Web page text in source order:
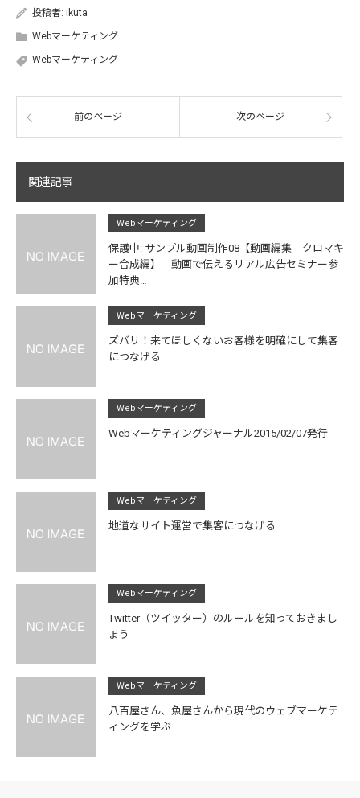
投稿者: ikuta
Webマーケティング
Webマーケティング
前のページ 次のページ
関連記事
Webマーケティング
保護中: サンプル動画制作08【動画編集 クロマキ
ー合成編】｜動画で伝えるリアル広告セミナー参
加特典…
Webマーケティング
ズバリ！来てほしくないお客様を明確にして集客
につなげる
Webマーケティング
Webマーケティングジャーナル2015/02/07発行
Webマーケティング
地道なサイト運営で集客につなげる
Webマーケティング
Twitter（ツイッター）のルールを知っておきまし
ょう
Webマーケティング
八百屋さん、魚屋さんから現代のウェブマーケテ
ィングを学ぶ